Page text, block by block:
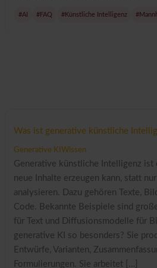
#AI #FAQ #Künstliche Intelligenz
Was ist generative künstliche
Generative KI Wissen
Generative künstliche Intelligenz ist
neue Inhalte erzeugen kann, statt
analysieren. Dazu gehören Texte,
Code. Bekannte Beispiele sind
für Text und Diffusionsmodelle für
generative KI so besonders? Sie
Entwürfe, Varianten,
Formulierungen. Sie arbeitet […]